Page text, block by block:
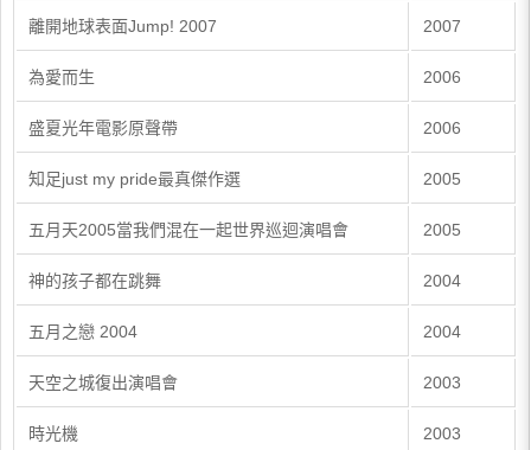
離開地球表面Jump! 2007 2007
為愛而生 2006
盛夏光年電影原聲帶 2006
知足just my pride最真傑作選 2005
五月天2005當我們混在一起世界巡迴演唱會 2005
神的孩子都在跳舞 2004
五月之戀 2004 2004
天空之城復出演唱會 2003
時光機 2003